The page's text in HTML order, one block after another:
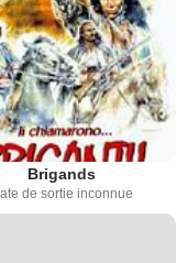
Brigands
de sortie inconnue